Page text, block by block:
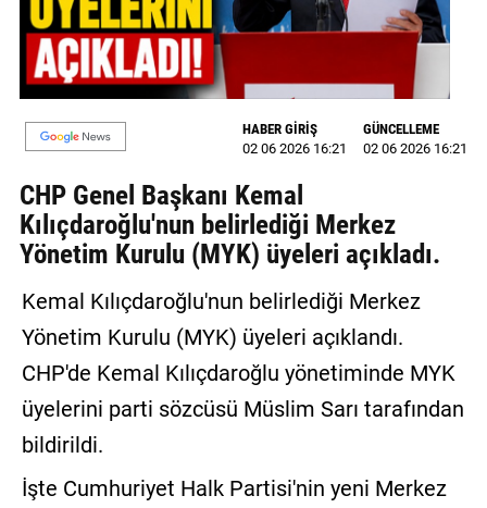
MAGAZİN
GALERİ
VİDEO
YAZARLAR
BİZE
ULAŞIN
Künye
İletişim
Gizlilik
Politikası
HABER GİRİŞ
02 06 2026 16:21
GÜNCELLEME
02 06 2026 16:21
CHP Genel Başkanı Kemal
Kılıçdaroğlu'nun belirlediği Merkez
Yönetim Kurulu (MYK) üyeleri açıkladı.
Kemal Kılıçdaroğlu'nun belirlediği Merkez
Yönetim Kurulu (MYK) üyeleri açıklandı.
CHP'de Kemal Kılıçdaroğlu yönetiminde MYK
üyelerini parti sözcüsü Müslim Sarı tarafından
bildirildi.
İşte Cumhuriyet Halk Partisi'nin yeni Merkez